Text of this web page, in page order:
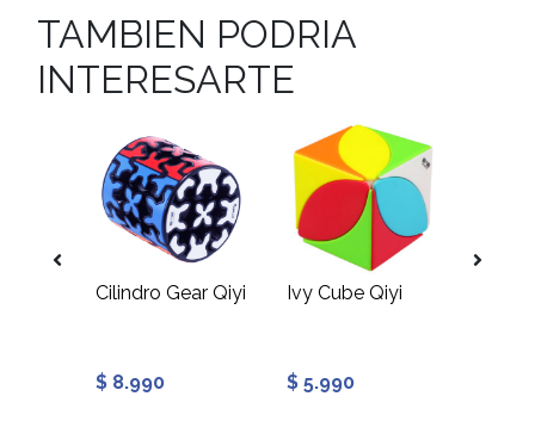
TAMBIEN PODRIA
INTERESARTE
Cilindro Gear Qiyi
$ 8.990
Ivy Cube Qiyi
$ 5.990